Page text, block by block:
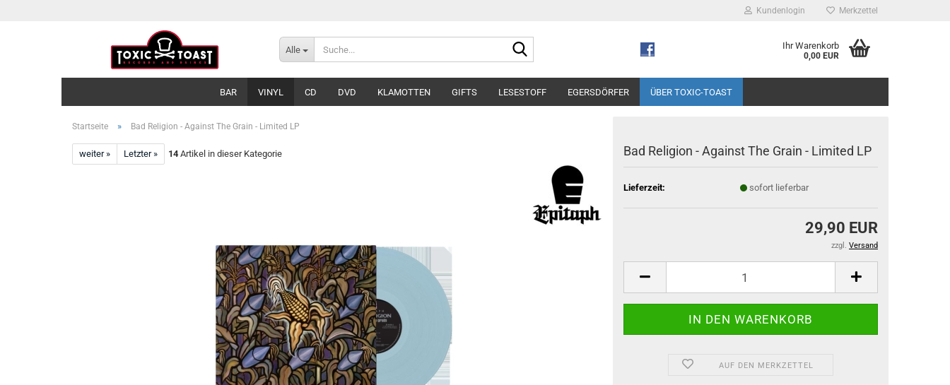
Kundenlogin Merkzettel
Alle Ihr Warenkorb
0,00 EUR
BAR VINYL CD DVD KLAMOTTEN GIFTS LESESTOFF EGERSDÖRFER ÜBER TOXIC-TOAST
Startseite » Bad Religion - Against The Grain - Limited LP
weiter » Letzter » 14 Artikel in dieser Kategorie Bad Religion - Against The Grain - Limited LP
Lieferzeit: sofort lieferbar
29,90 EUR
zzgl. Versand
AUF DEN MERKZETTEL